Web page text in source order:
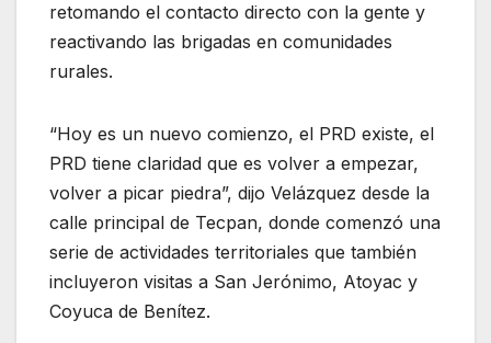
retomando el contacto directo con la gente y
reactivando las brigadas en comunidades
rurales.
“Hoy es un nuevo comienzo, el PRD existe, el
PRD tiene claridad que es volver a empezar,
volver a picar piedra”, dijo Velázquez desde la
calle principal de Tecpan, donde comenzó una
serie de actividades territoriales que también
incluyeron visitas a San Jerónimo, Atoyac y
Coyuca de Benítez.